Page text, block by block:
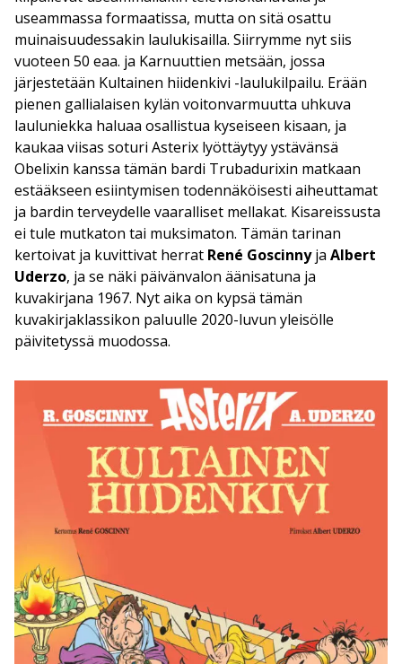
useammassa formaatissa, mutta on sitä osattu
muinaisuudessakin laulukisailla. Siirrymme nyt siis
vuoteen 50 eaa. ja Karnuuttien metsään, jossa
järjestetään Kultainen hiidenkivi -laulukilpailu. Erään
pienen gallialaisen kylän voitonvarmuutta uhkuva
lauluniekka haluaa osallistua kyseiseen kisaan, ja
kaukaa viisas soturi Asterix lyöttäytyy ystävänsä
Obelixin kanssa tämän bardi Trubadurixin matkaan
estääkseen esiintymisen todennäköisesti aiheuttamat
ja bardin terveydelle vaaralliset mellakat. Kisareissusta
ei tule mutkaton tai muksimaton. Tämän tarinan
kertoivat ja kuvittivat herrat René Goscinnyja Albert
Uderzo, ja se näki päivänvalon äänisatuna ja
kuvakirjana 1967. Nyt aika on kypsä tämän
kuvakirjaklassikon paluulle 2020-luvun yleisölle
päivitetyssä muodossa.